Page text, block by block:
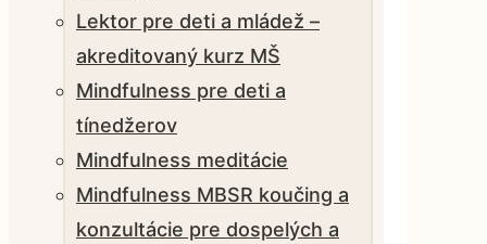
Lektor pre deti a mládež –
akreditovaný kurz MŠ
Mindfulness pre deti a
tínedžerov
Mindfulness meditácie
Mindfulness MBSR koučing a
konzultácie pre dospelých a